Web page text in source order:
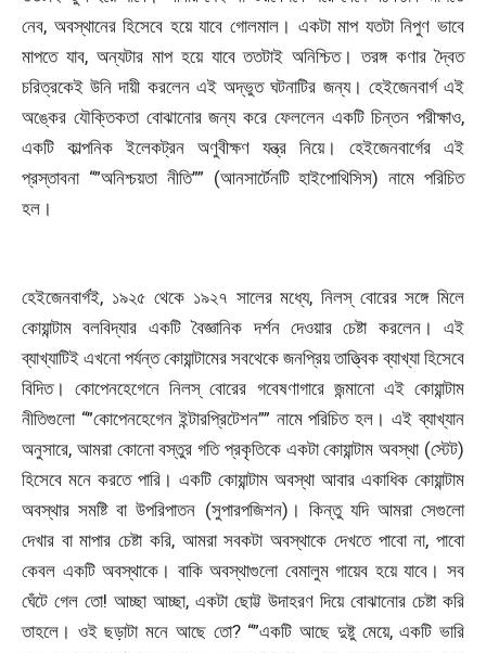
নেব, অবস্থানের হিসেবে হয়ে যাবে গোলমাল। একটা মাপ যতটা নিপুণ ভাবে
মাপতে যাব, অন্যটার মাপ হয়ে যাবে ততটাই অনিশ্চিত। তরঙ্গ কণার দ্বৈত
চরিত্রকেই উনি দায়ী করলেন এই অদ্ভুত ঘটনাটির জন্য। হেইজেনবার্গ এই
অঙ্কের যৌক্তিকতা বোঝানোর জন্য করে ফেললেন একটি চিন্তন পরীক্ষাও,
একটি কাল্পনিক ইলেকট্রন অণুবীক্ষণ যন্ত্র নিয়ে। হেইজেনবার্গের এই
প্রস্তাবনা “”অনিশ্চয়তা নীতি”” (আনসার্টেনটি হাইপোথিসিস) নামে পরিচিত
হল।
হেইজেনবার্গই, ১৯২৫ থেকে ১৯২৭ সালের মধ্যে, নিলস্ বোরের সঙ্গে মিলে
কোয়ান্টাম বলবিদ্যার একটি বৈজ্ঞানিক দর্শন দেওয়ার চেষ্টা করলেন। এই
ব্যাখ্যাটিই এখনো পর্যন্ত কোয়ান্টামের সবথেকে জনপ্রিয় তাত্ত্বিক ব্যাখ্যা হিসেবে
বিদিত। কোপেনহেগেনে নিলস্ বোরের গবেষণাগারে জন্মানো এই কোয়ান্টাম
নীতিগুলো “”কোপেনহেগেন ইন্টারপ্রিটেশন”” নামে পরিচিত হল। এই ব্যাখ্যান
অনুসারে, আমরা কোনো বস্তুর গতি প্রকৃতিকে একটা কোয়ান্টাম অবস্থা (স্টেট)
হিসেবে মনে করতে পারি। একটি কোয়ান্টাম অবস্থা আবার একাধিক কোয়ান্টাম
অবস্থার সমষ্টি বা উপরিপাতন (সুপারপজিশন)। কিন্তু যদি আমরা সেগুলো
দেখার বা মাপার চেষ্টা করি, আমরা সবকটা অবস্থাকে দেখতে পাবো না, পাবো
কেবল একটি অবস্থাকে। বাকি অবস্থাগুলো বেমালুম গায়েব হয়ে যাবে। সব
ঘেঁটে গেল তো! আচ্ছা আচ্ছা, একটা ছোট্ট উদাহরণ দিয়ে বোঝানোর চেষ্টা করি
তাহলে। ওই ছড়াটা মনে আছে তো? “”একটি আছে দুষ্টু মেয়ে, একটি ভারি